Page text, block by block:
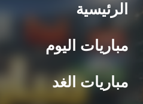
الرئيسية
مباريات اليوم
مباريات الغد